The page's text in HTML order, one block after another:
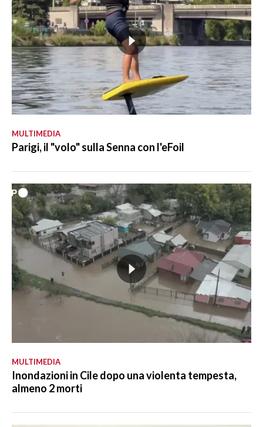
MULTIMEDIA
Parigi, il "volo" sulla Senna con l'eFoil
MULTIMEDIA
Inondazioni in Cile dopo una violenta tempesta,
almeno 2 morti